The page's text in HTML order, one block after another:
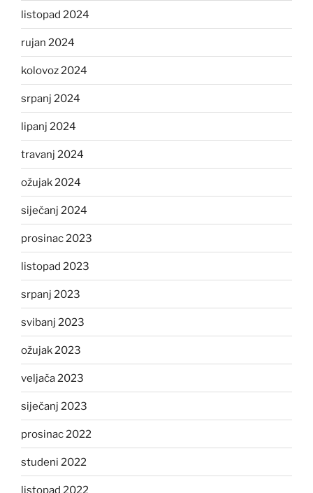
listopad 2024
rujan 2024
kolovoz 2024
srpanj 2024
lipanj 2024
travanj 2024
ožujak 2024
siječanj 2024
prosinac 2023
listopad 2023
srpanj 2023
svibanj 2023
ožujak 2023
veljača 2023
siječanj 2023
prosinac 2022
studeni 2022
listopad 2022